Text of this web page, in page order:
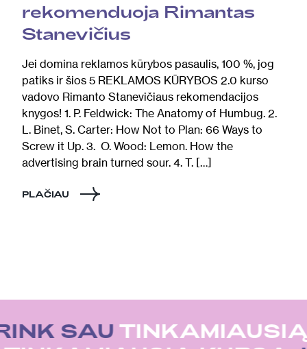
rekomenduoja Rimantas
Stanevičius
Jei domina reklamos kūrybos pasaulis, 100 %, jog
patiks ir šios 5 REKLAMOS KŪRYBOS 2.0 kurso
vadovo Rimanto Stanevičiaus rekomendacijos
knygos! 1. P. Feldwick: The Anatomy of Humbug. 2.
L. Binet, S. Carter: How Not to Plan: 66 Ways to
Screw it Up. 3. O. Wood: Lemon. How the
advertising brain turned sour. 4. T. […]
PLAČIAU
SAUTINKAMIAUSIĄ